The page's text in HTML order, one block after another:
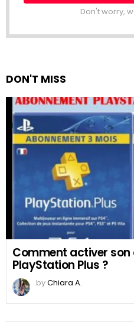
Don't worry,
DON'T MISS
Comment activer
PlayStation Plus ?
byChiara A.